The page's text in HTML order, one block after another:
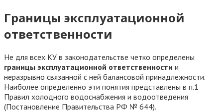
Границы эксплуатационной
ответственности
Не для всех КУ в законодательстве четко определены
границы эксплуатационной ответственности и
неразрывно связанной с ней балансовой принадлежности.
Наиболее определенно эти понятия представлены в п.1
Правил холодного водоснабжения и водоотведения
(Постановление Правительства РФ № 644).